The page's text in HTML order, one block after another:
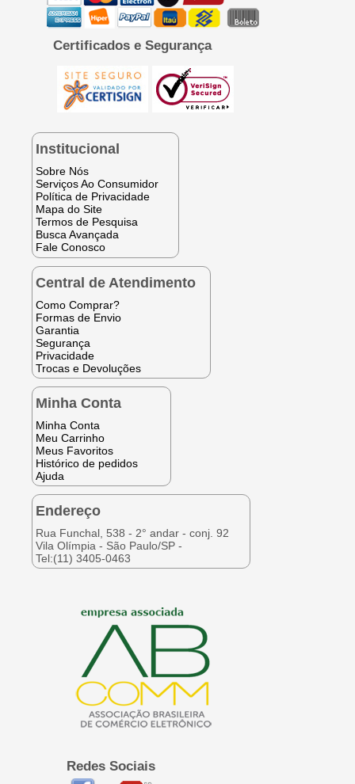
Certificados e Segurança
Institucional
Sobre Nós
Serviços Ao Consumidor
Política de Privacidade
Mapa do Site
Termos de Pesquisa
Busca Avançada
Fale Conosco
Central de Atendimento
Como Comprar?
Formas de Envio
Garantia
Segurança
Privacidade
Trocas e Devoluções
Minha Conta
Minha Conta
Meu Carrinho
Meus Favoritos
Histórico de pedidos
Ajuda
Endereço
Rua Funchal, 538 - 2° andar - conj. 92
Vila Olímpia - São Paulo/SP -
Tel:(11) 3405-0463
Redes Sociais